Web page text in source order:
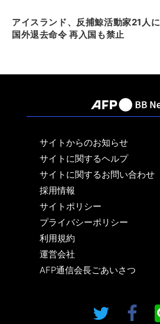
アイスランド、反捕鯨活動家21人に
国外退去命令 再入国も禁止
サイトからのお知らせ
サイトに関するヘルプ
サイトに関するお問い合わせ
採用情報
サイトポリシー
プライバシーポリシー
利用規約
運営会社
AFP通信会長ごあいさつ